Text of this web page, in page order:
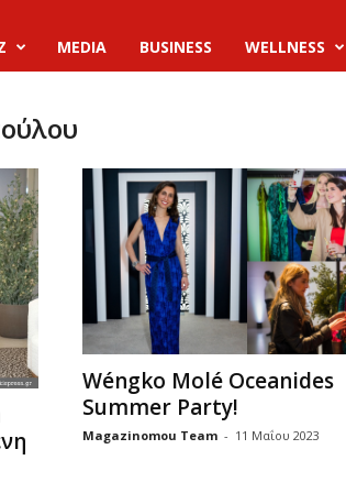
MEDIA BUSINESS WELLNESS
Wéngko Molé Oceanides
Summer Party!
Magazinomou Team - 11 Μαΐου 2023